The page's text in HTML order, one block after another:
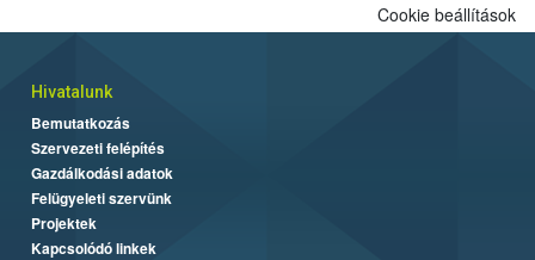
Cookie beállítások
Hivatalunk
Bemutatkozás
Szervezeti felépítés
Gazdálkodási adatok
Felügyeleti szervünk
Projektek
Kapcsolódó linkek